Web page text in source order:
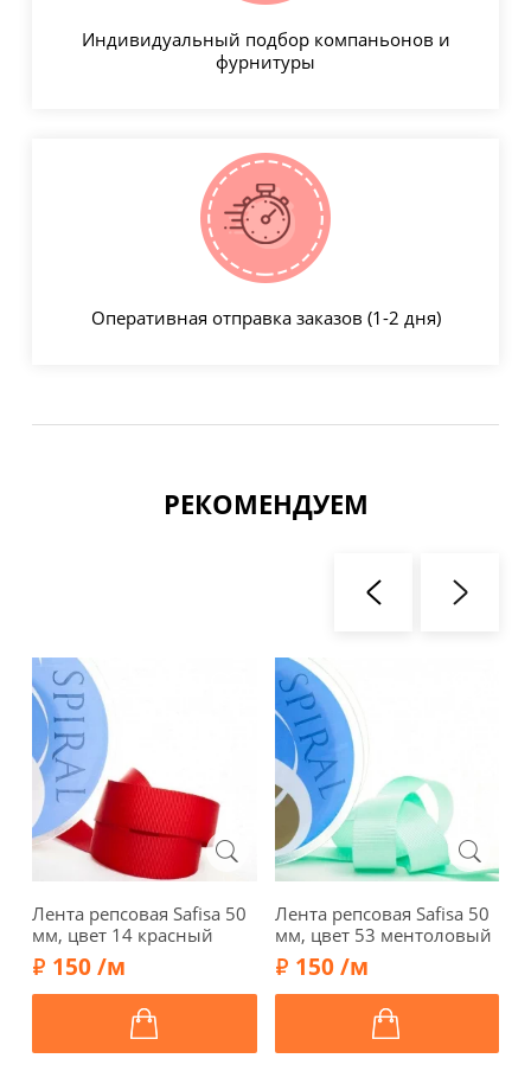
Индивидуальный подбор компаньонов и
фурнитуры
Оперативная отправка заказов (1-2 дня)
РЕКОМЕНДУЕМ
Лента репсовая Safisa 50
мм, цвет 14 красный
150 /м
Лента репсовая Safisa 50
мм, цвет 53 ментоловый
150 /м